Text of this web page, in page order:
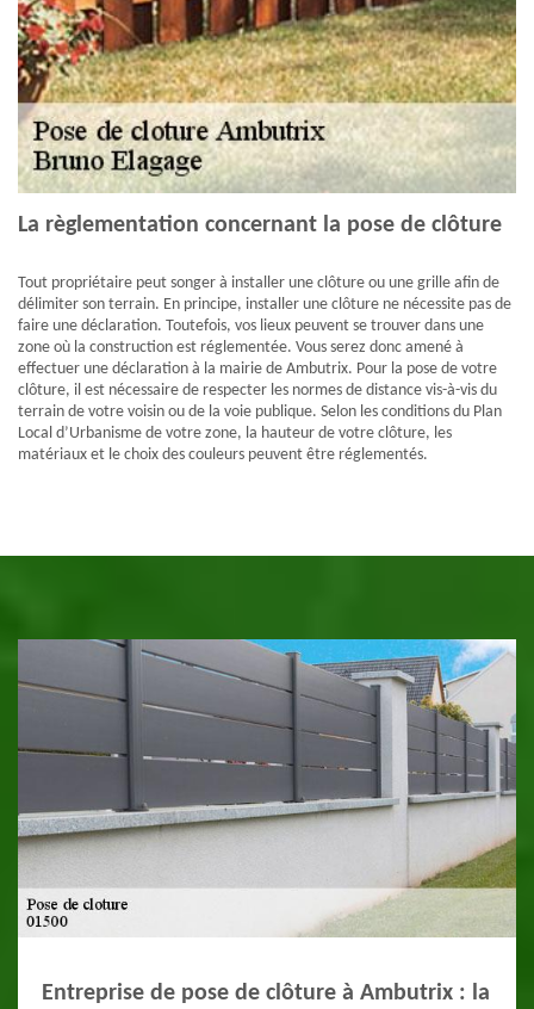
La règlementation concernant la pose de clôture
Tout propriétaire peut songer à installer une clôture ou une grille afin de
délimiter son terrain. En principe, installer une clôture ne nécessite pas de
faire une déclaration. Toutefois, vos lieux peuvent se trouver dans une
zone où la construction est réglementée. Vous serez donc amené à
effectuer une déclaration à la mairie de Ambutrix. Pour la pose de votre
clôture, il est nécessaire de respecter les normes de distance vis-à-vis du
terrain de votre voisin ou de la voie publique. Selon les conditions du Plan
Local d’Urbanisme de votre zone, la hauteur de votre clôture, les
matériaux et le choix des couleurs peuvent être réglementés.
Entreprise de pose de clôture à Ambutrix : la